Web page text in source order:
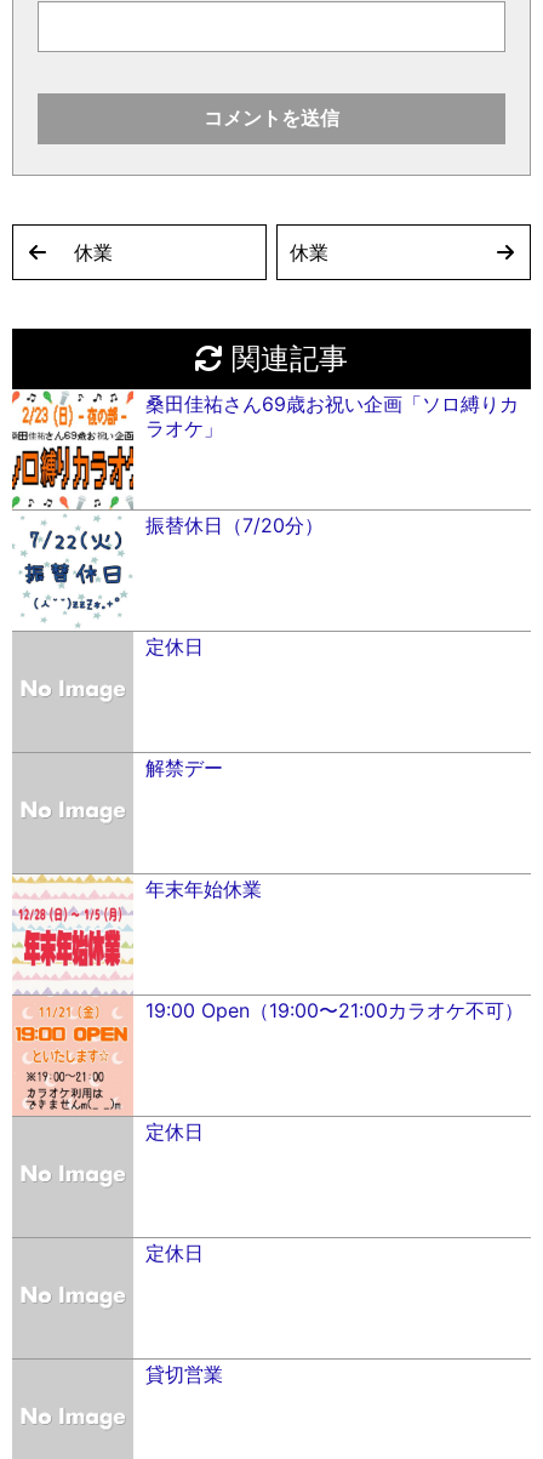
休業 休業
関連記事
桑田佳祐さん69歳お祝い企画「ソロ縛りカ
ラオケ」
振替休日（7/20分）
定休日
解禁デー
年末年始休業
19:00 Open（19:00〜21:00カラオケ不可）
定休日
定休日
貸切営業